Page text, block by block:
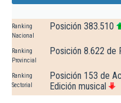
Ranking
Nacional
Posición 383.510
Ranking
Provincial
Posición 8.622 de
Ranking
Sectorial
Posición 153 de
Edición musical